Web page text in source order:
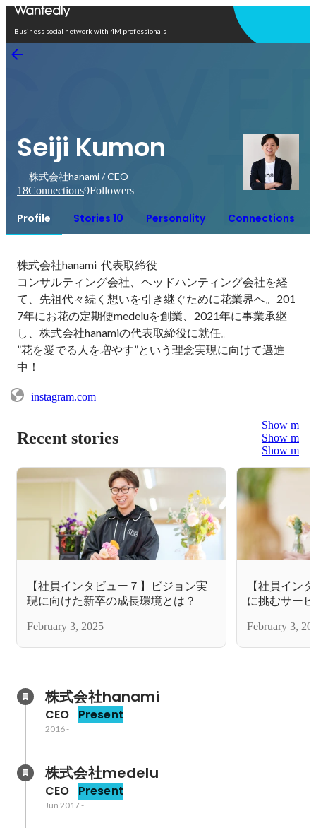
Business social network with 4M professionals
Seiji Kumon
株式会社hanami / CEO
18Connections9Followers
Profile Stories 10 Personality Connections
株式会社hanami  代表取締役
コンサルティング会社、ヘッドハンティング会社を経
て、先祖代々続く想いを引き継ぐために花業界へ。201
7年にお花の定期便medeluを創業、2021年に事業承継
し、株式会社hanamiの代表取締役に就任。
”花を愛でる人を増やす”という理念実現に向けて邁進
中！
instagram.com
Recent stories
Show more
Show more
Show more
【社員インタビュー７】ビジョン実
現に向けた新卒の成長環境とは？
February 3, 2025
【社員イン
に挑むサー
February 3,
株式会社hanami
CEO Present
2016-
株式会社medelu
CEO Present
Jun 2017-